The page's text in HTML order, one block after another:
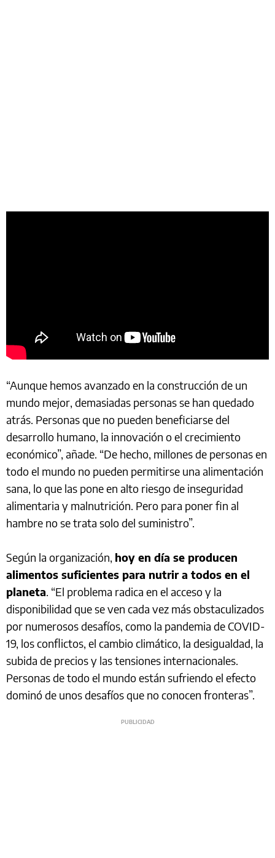
“Aunque hemos avanzado en la construcción de un
mundo mejor, demasiadas personas se han quedado
atrás. Personas que no pueden beneficiarse del
desarrollo humano, la innovación o el crecimiento
económico”, añade. “De hecho, millones de personas en
todo el mundo no pueden permitirse una alimentación
sana, lo que las pone en alto riesgo de inseguridad
alimentaria y malnutrición. Pero para poner fin al
hambre no se trata solo del suministro”.
Según la organización, hoy en día se producen
alimentos suficientes para nutrir a todos en el
planeta. “El problema radica en el acceso y la
disponibilidad que se ven cada vez más obstaculizados
por numerosos desafíos, como la pandemia de COVID-
19, los conflictos, el cambio climático, la desigualdad, la
subida de precios y las tensiones internacionales.
Personas de todo el mundo están sufriendo el efecto
dominó de unos desafíos que no conocen fronteras”.